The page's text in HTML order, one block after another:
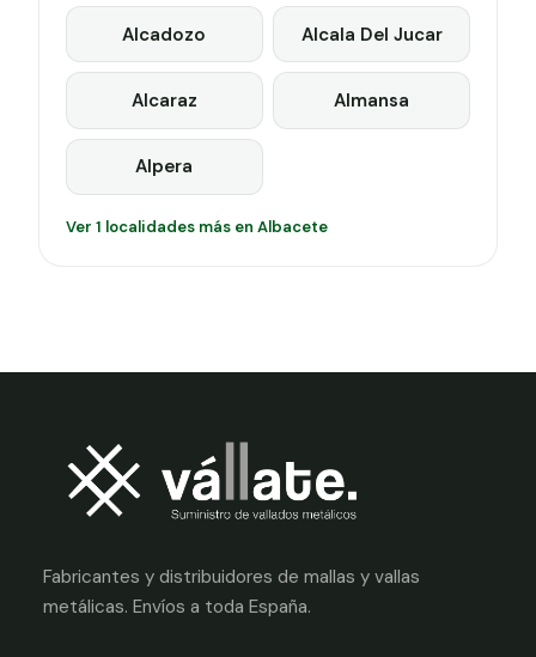
Alcadozo Alcala Del Jucar
Alcaraz Almansa
Alpera
Ver 1 localidades más en Albacete
Fabricantes y distribuidores de mallas y vallas
metálicas. Envíos a toda España.